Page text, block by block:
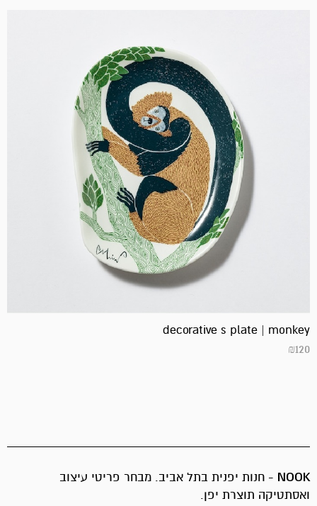
decorative s plate | monkey
₪120
NOOK - חנות יפנית בתל אביב. מבחר פריטי עיצוב
ואסתטיקה תוצרת יפן.